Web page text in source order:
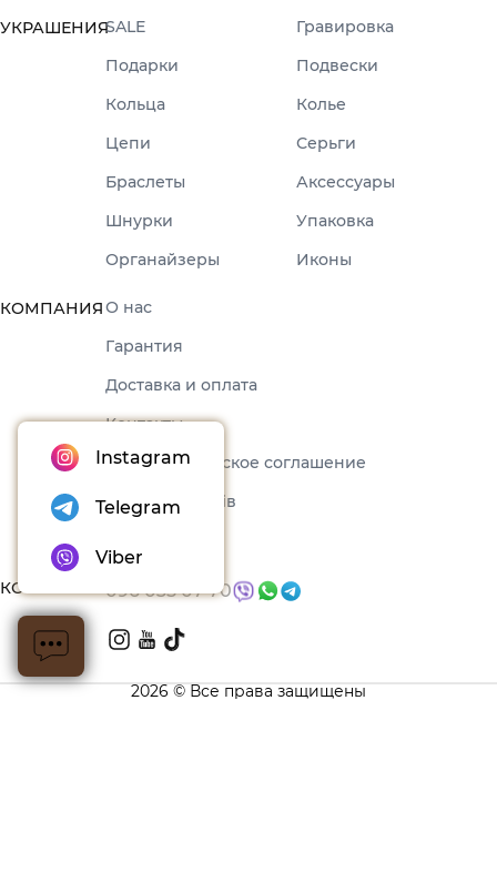
УКРАШЕНИЯSALE
Гравировка
Подарки
Подвески
Кольца
Колье
Цепи
Серьги
Браслеты
Аксессуары
Шнурки
Упаковка
Органайзеры
Иконы
КОМПАНИЯО нас
Гарантия
Доставка и оплата
Контакты
Пользовательское соглашение
Набори товарів
КОНТАКТЫ 096 035 07 70
2026 © Все права защищены
Instagram
Telegram
Viber